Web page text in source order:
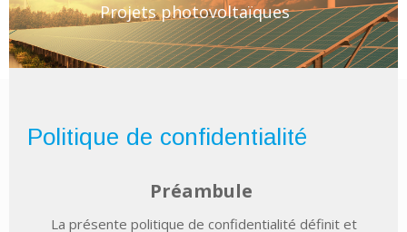
Projets photovoltaïques
Politique de confidentialité
Préambule
La présente politique de confidentialité définit et